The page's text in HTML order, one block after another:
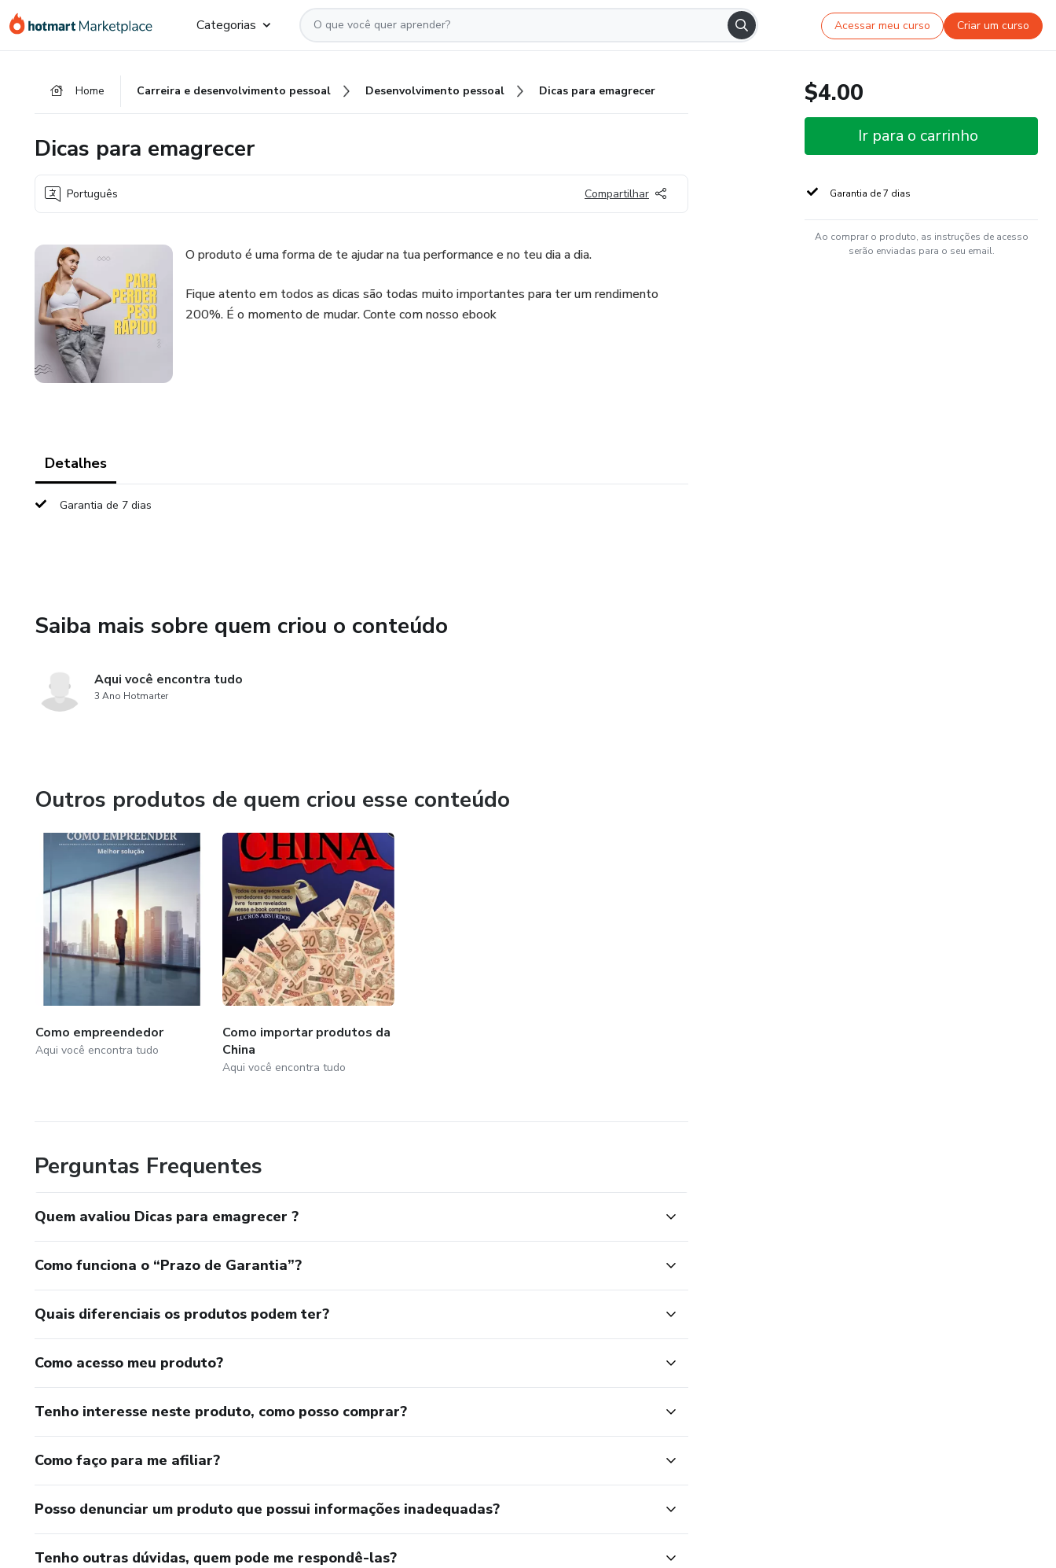
para
para
para
Categorias Acessar meu curso Criar um curso
Home Carreira e desenvolvimento pessoal Desenvolvimento pessoal Dicas para emagrecer
Dicas para emagrecer
Português Compartilhar
O produto é uma forma de te ajudar na tua performance e no teu dia a dia.
Fique atento em todos as dicas são todas muito importantes para ter um rendimento
200%. É o momento de mudar. Conte com nosso ebook
Detalhes
Garantia de 7 dias
Saiba mais sobre quem criou o conteúdo
Aqui você encontra tudo
3 Ano Hotmarter
Outros produtos de quem criou esse conteúdo
Como empreendedor
Aqui você encontra tudo
Como importar produtos da
China
Aqui você encontra tudo
Perguntas Frequentes
Quem avaliou Dicas para emagrecer ?
Como funciona o “Prazo de Garantia”?
Quais diferenciais os produtos podem ter?
Como acesso meu produto?
Tenho interesse neste produto, como posso comprar?
Como faço para me afiliar?
Posso denunciar um produto que possui informações inadequadas?
Tenho outras dúvidas, quem pode me respondê-las?
$4.00
Ir para o carrinho
Garantia de 7 dias
Ao comprar o produto, as instruções de acesso
serão enviadas para o seu email.